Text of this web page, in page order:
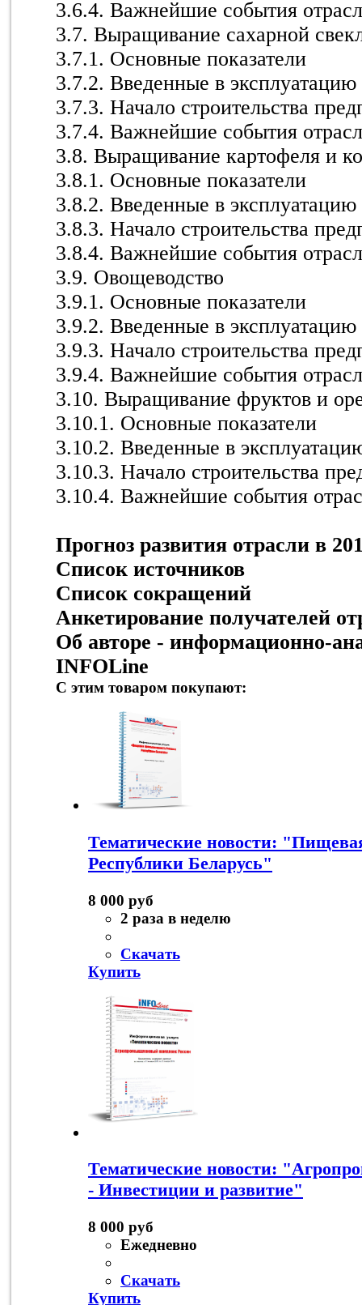
3.6.4. Важнейшие события
3.7. Выращивание сахарной
3.7.1. Основные показатели
3.7.2. Введенные в эксплуатацию
3.7.3. Начало строительства
3.7.4. Важнейшие события
3.8. Выращивание картофеля и
3.8.1. Основные показатели
3.8.2. Введенные в эксплуатацию
3.8.3. Начало строительства
3.8.4. Важнейшие события
3.9. Овощеводство
3.9.1. Основные показатели
3.9.2. Введенные в эксплуатацию
3.9.3. Начало строительства
3.9.4. Важнейшие события
3.10. Выращивание фруктов и
3.10.1. Основные показатели
3.10.2. Введенные в
3.10.3. Начало строительства
3.10.4. Важнейшие события
Прогноз развития отрасли в
Список источников
Список сокращений
Анкетирование получателей
Об авторе - информационно-
INFOLine
С этим товаром покупают:
Тематические новости:
Республики Беларусь"
8 000 руб
2 раза в неделю
Скачать
Купить
Тематические новости:
- Инвестиции и развитие"
8 000 руб
Ежедневно
Скачать
Купить